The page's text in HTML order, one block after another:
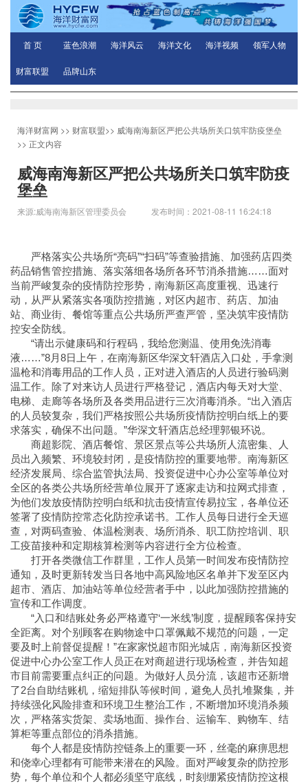
首 页 蓝色浪潮 海洋风云 海洋文化 海洋视频 领军人物
财富联盟 品牌山东
海洋财富网 >> 财富联盟>> 威海南海新区严把公共场所关口筑牢防疫堡垒
>> 正文内容
威海南海新区严把公共场所关口筑牢防疫
堡垒
来源:威海南海新区管理委员会 发布时间：2021-08-11 16:24:18
严格落实公共场所“亮码”“扫码”等查验措施、加强药店四类
药品销售管控措施、落实落细各场所各环节消杀措施……面对
当前严峻复杂的疫情防控形势，南海新区高度重视、迅速行
动，从严从紧落实各项防控措施，对区内超市、药店、加油
站、商业街、餐馆等重点公共场所严查严管，坚决筑牢疫情防
控安全防线。
“请出示健康码和行程码，我给您测温、使用免洗消毒
液……”8月8日上午，在南海新区华深文轩酒店入口处，手拿测
温枪和消毒用品的工作人员，正对进入酒店的人员进行验码测
温工作。除了对来访人员进行严格登记，酒店内每天对大堂、
电梯、走廊等各场所及各类用品进行三次消毒消杀。“出入酒店
的人员较复杂，我们严格按照公共场所疫情防控明白纸上的要
求落实，确保不出问题。”华深文轩酒店总经理郭银环说。
商超影院、酒店餐馆、景区景点等公共场所人流密集、人
员出入频繁、环境较封闭，是疫情防控的重要地带。南海新区
经济发展局、综合监管执法局、投资促进中心办公室等单位对
全区的各类公共场所经营单位展开了逐家走访和拉网式排查，
为他们发放疫情防控明白纸和抗击疫情宣传易拉宝，各单位还
签署了疫情防控常态化防控承诺书。工作人员每日进行全天巡
查，对两码查验、体温检测表、场所消杀、职工防控培训、职
工疫苗接种和定期核算检测等内容进行全方位检查。
打开各类微信工作群里，工作人员第一时间发布疫情防控
通知，及时更新转发当日各地中高风险地区名单并下发至区内
超市、酒店、加油站等单位经营者手中，以此加强防控措施的
宣传和工作调度。
“入口和结账处务必严格遵守‘一米线’制度，提醒顾客保持安
全距离。对个别顾客在购物途中口罩佩戴不规范的问题，一定
要及时上前督促提醒！”在家家悦超市阳光城店，南海新区投资
促进中心办公室工作人员正在对商超进行现场检查，并告知超
市目前需要重点纠正的问题。为做好人员分流，该超市还新增
了2台自助结账机，缩短排队等候时间，避免人员扎堆聚集，并
持续强化风险排查和环境卫生整治工作，不断增加环境消杀频
次，严格落实货架、卖场地面、操作台、运输车、购物车、结
算柜等重点部位的消杀措施。
每个人都是疫情防控链条上的重要一环，丝毫的麻痹思想
和侥幸心理都有可能带来潜在的风险。面对严峻复杂的防控形
势，每个单位和个人都必须坚守底线，时刻绷紧疫情防控这根